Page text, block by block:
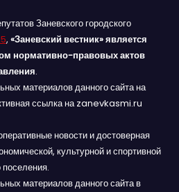
Заневского городского
, «Заневский вестник» является
нормативно-правовых актов
.
материалов данного сайта на
ссылка на zanevkasmi.ru
новости и достоверная
культурной и спортивной
поселения.
материалов данного сайта в